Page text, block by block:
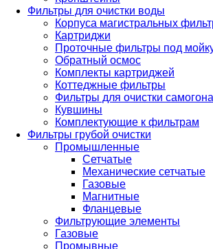
Фильтры для очистки воды
Корпуса магистральных
Картриджи
Проточные фильтры под
Обратный осмос
Комплекты картриджей
Коттеджные фильтры
Фильтры для очистки самогона
Кувшины
Комплектующие к фильтрам
Фильтры грубой очистки
Промышленные
Сетчатые
Механические сетчатые
Газовые
Магнитные
Фланцевые
Фильтрующие элементы
Газовые
Промывные